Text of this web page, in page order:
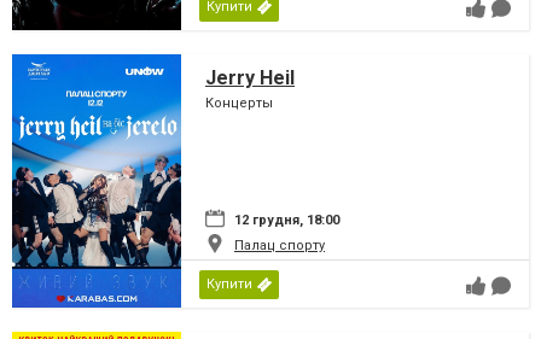
Купити
Jerry Heil
Концерты
12 грудня, 18:00
Палац спорту
Купити